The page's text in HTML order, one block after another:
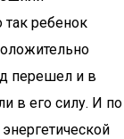
так ребенок
перешел и в
в его силу. И по